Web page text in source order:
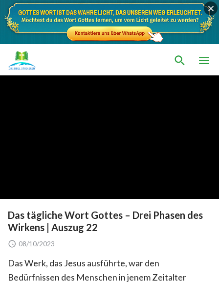
Das tägliche Wort Gottes – Drei Phasen des
Wirkens | Auszug 22
08/10/2023
Das Werk, das Jesus ausführte, war den
Bedürfnissen des Menschen in jenem Zeitalter